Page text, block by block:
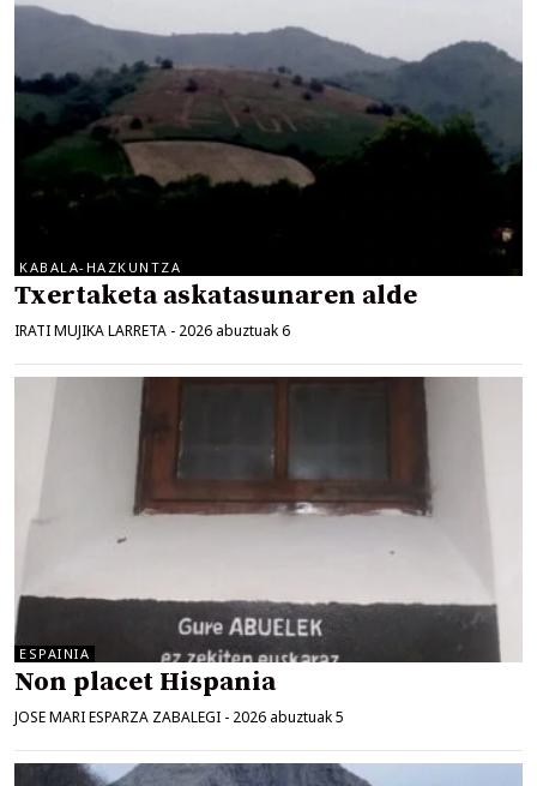
KABALA-HAZKUNTZA
Txertaketa askatasunaren alde
IRATI MUJIKA LARRETA - 2026 abuztuak 6
ESPAINIA
Non placet Hispania
JOSE MARI ESPARZA ZABALEGI - 2026 abuztuak 5